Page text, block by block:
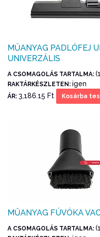
MŰANYAG PADLÓFEJ
UNIVERZÁLIS
A CSOMAGOLÁS TARTALMA:
RAKTÁRKÉSZLETEN: igen
ÁR: 3,186.15 Ft Kosárba
MŰANYAG FÚVÓKA
A CSOMAGOLÁS TARTALMA: